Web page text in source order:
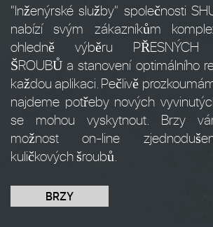
"Inženýrské služby" společnosti
nabízí svým zákazníkům
ohledně výběru PŘESNÝCH
ŠROUBŮ a stanovení optimálního
každou aplikaci. Pečlivě
najdeme potřeby nových
se mohou vyskytnout. Brzy
možnost on-line
kuličkových šroubů.
BRZY